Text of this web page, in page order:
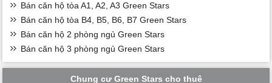
Bán căn hộ tòa A1, A2, A3 Green Stars
Bán căn hộ tòa B4, B5, B6, B7 Green Stars
Bán căn hộ 2 phòng ngủ Green Stars
Bán căn hộ 3 phòng ngủ Green Stars
Chung cư Green Stars cho thuê